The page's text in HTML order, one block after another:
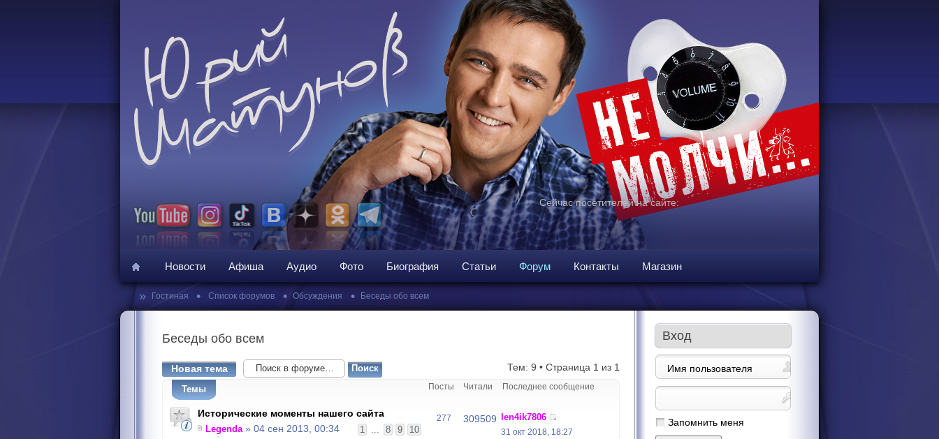
Сейчас посетителей на сайте:
Новости Афиша Аудио Фото Биография Статьи Форум Контакты Магазин
» Гостиная • Список форумов • Обсуждения • Беседы обо всем
Беседы обо всем
Новая тема Тем: 9 • Страница 1 из 1
Темы Посты Читали Последнее сообщение
Исторические моменты нашего сайта
1 ... 8 9 10
Legenda» 04 сен 2013, 00:34
277 309509 len4ik7806
31 окт 2018, 18:27
Вход
Запомнить меня